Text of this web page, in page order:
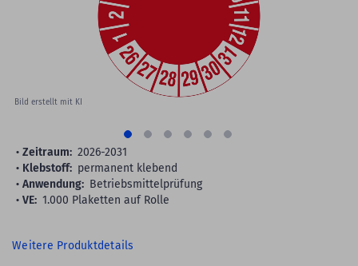
Bild erstellt mit KI
Zeitraum: 2026-2031
Klebstoff: permanent klebend
Anwendung: Betriebsmittelprüfung
VE: 1.000 Plaketten auf Rolle
Weitere Produktdetails